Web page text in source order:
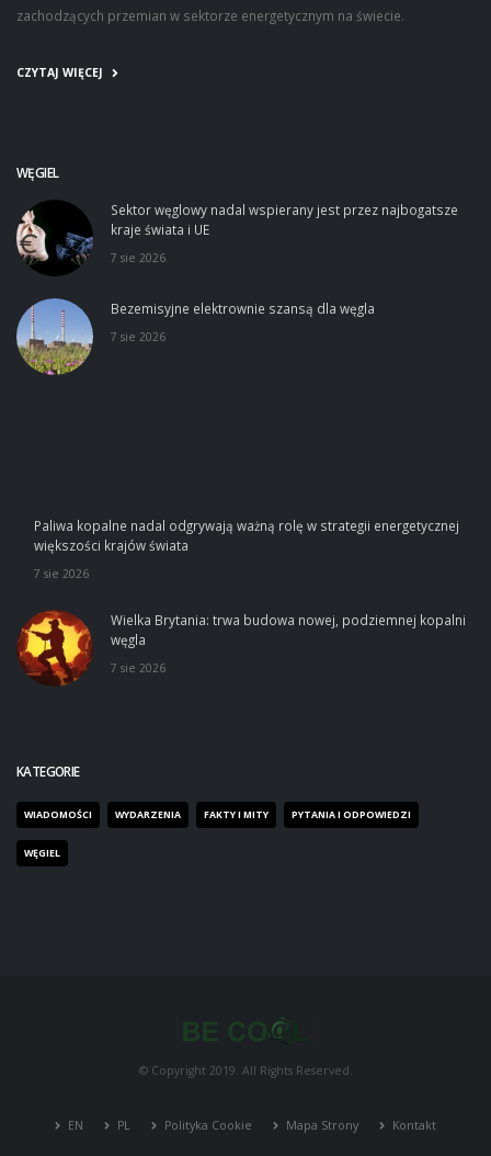
zachodzących przemian w sektorze energetycznym na świecie.
CZYTAJ WIĘCEJ
WĘGIEL
Sektor węglowy nadal wspierany jest przez najbogatsze
kraje świata i UE
7 sie 2026
Bezemisyjne elektrownie szansą dla węgla
7 sie 2026
Paliwa kopalne nadal odgrywają ważną rolę w strategii energetycznej
większości krajów świata
7 sie 2026
Wielka Brytania: trwa budowa nowej, podziemnej kopalni
węgla
7 sie 2026
KATEGORIE
WIADOMOŚCI WYDARZENIA FAKTY I MITY PYTANIA I ODPOWIEDZI
WĘGIEL
© Copyright 2019. All Rights Reserved.
EN PL Polityka Cookie Mapa Strony Kontakt